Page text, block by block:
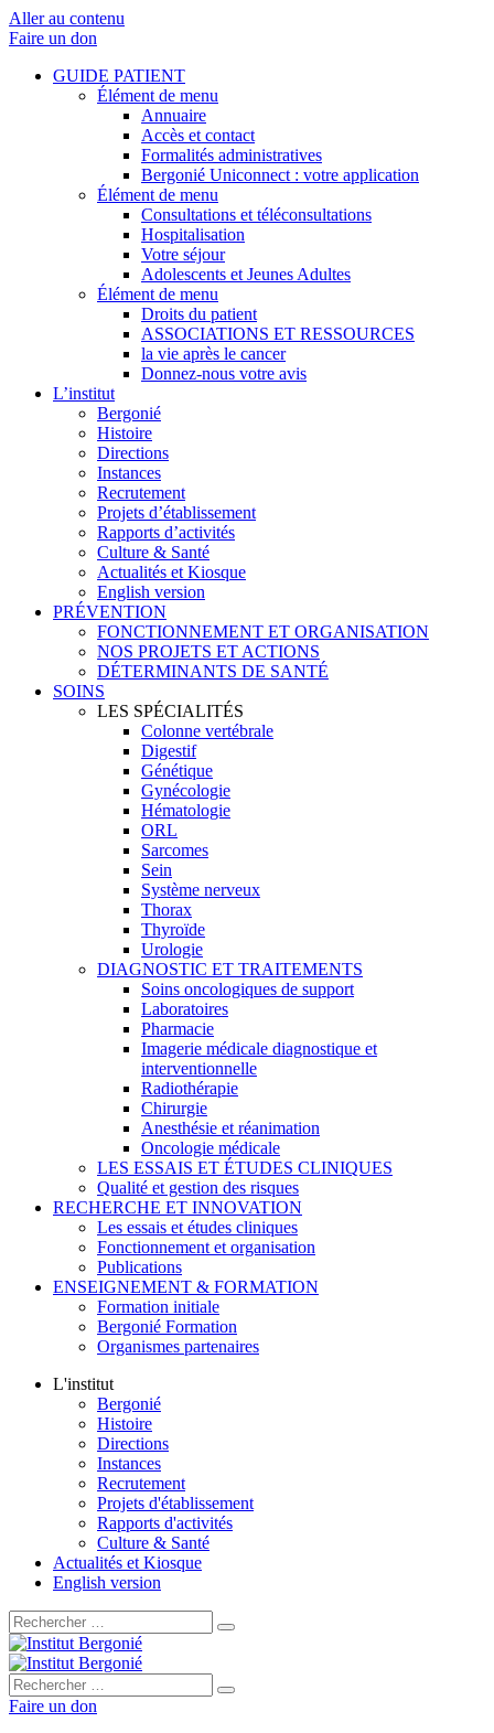
Aller au contenu
Faire un don
GUIDE PATIENT
Élément de menu
Annuaire
Accès et contact
Formalités administratives
Bergonié Uniconnect : votre application
Élément de menu
Consultations et téléconsultations
Hospitalisation
Votre séjour
Adolescents et Jeunes Adultes
Élément de menu
Droits du patient
ASSOCIATIONS ET RESSOURCES
la vie après le cancer
Donnez-nous votre avis
L’institut
Bergonié
Histoire
Directions
Instances
Recrutement
Projets d’établissement
Rapports d’activités
Culture & Santé
Actualités et Kiosque
English version
PRÉVENTION
FONCTIONNEMENT ET ORGANISATION
NOS PROJETS ET ACTIONS
DÉTERMINANTS DE SANTÉ
SOINS
LES SPÉCIALITÉS
Colonne vertébrale
Digestif
Génétique
Gynécologie
Hématologie
ORL
Sarcomes
Sein
Système nerveux
Thorax
Thyroïde
Urologie
DIAGNOSTIC ET TRAITEMENTS
Soins oncologiques de support
Laboratoires
Pharmacie
Imagerie médicale diagnostique et
interventionnelle
Radiothérapie
Chirurgie
Anesthésie et réanimation
Oncologie médicale
LES ESSAIS ET ÉTUDES CLINIQUES
Qualité et gestion des risques
RECHERCHE ET INNOVATION
Les essais et études cliniques
Fonctionnement et organisation
Publications
ENSEIGNEMENT & FORMATION
Formation initiale
Bergonié Formation
Organismes partenaires
L'institut
Bergonié
Histoire
Directions
Instances
Recrutement
Projets d'établissement
Rapports d'activités
Culture & Santé
Actualités et Kiosque
English version
Rechercher :
Rechercher :
Faire un don